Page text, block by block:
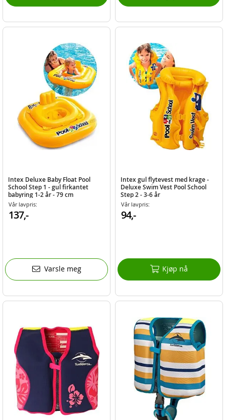
Intex Deluxe Baby Float Pool
School Step 1 - gul firkantet
babyring 1-2 år - 79 cm
Vår lavpris:
137,-
Varsle meg
Intex gul flytevest med krage -
Deluxe Swim Vest Pool School
Step 2 - 3-6 år
Vår lavpris:
94,-
Kjøp nå